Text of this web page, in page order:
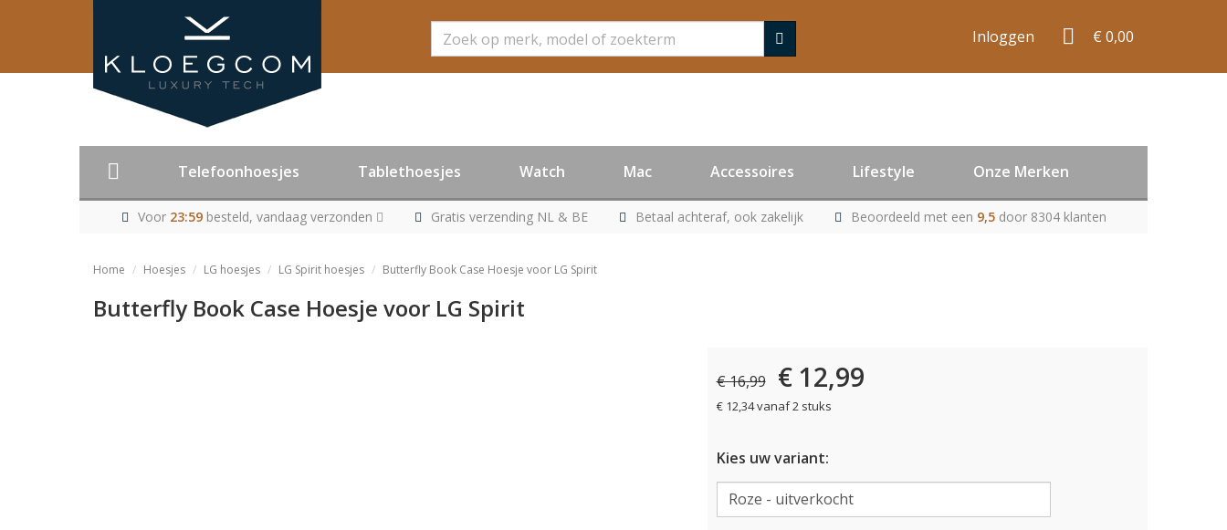
Zoeken Inloggen € 0,00
Telefoonhoesjes Tablethoesjes Watch Mac Accessoires Lifestyle Onze Merken
Voor 23:59besteld, vandaag verzonden Gratis verzending NL & BE Betaal achteraf, ook zakelijk Beoordeeld met een 9,5 door 8304 klanten
Home Hoesjes LG hoesjes LG Spirit hoesjes Butterfly Book Case Hoesje voor LG Spirit
Butterfly Book Case Hoesje voor LG Spirit
€ 16,99 € 12,99
€ 12,34 vanaf 2 stuks
Kies uw variant: